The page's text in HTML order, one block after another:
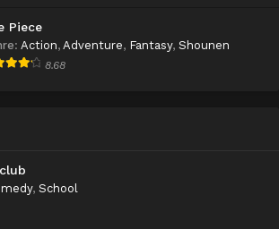
Piece
: Action, Adventure, Fantasy, Shounen
8.68
, School